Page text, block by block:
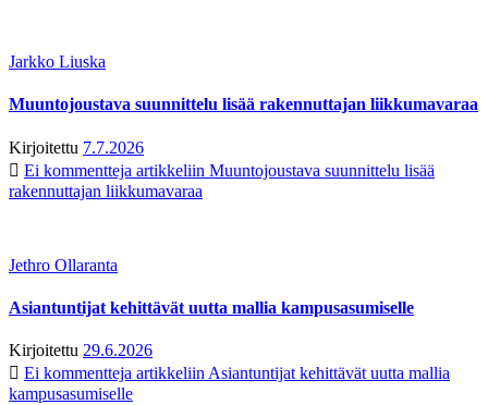
Jarkko Liuska
Muuntojoustava suunnittelu lisää rakennuttajan liikkumavaraa
Kirjoitettu 7.7.2026
Ei kommentteja artikkeliin Muuntojoustava suunnittelu lisää
rakennuttajan liikkumavaraa
Jethro Ollaranta
Asiantuntijat kehittävät uutta mallia kampusasumiselle
Kirjoitettu 29.6.2026
Ei kommentteja artikkeliin Asiantuntijat kehittävät uutta mallia
kampusasumiselle